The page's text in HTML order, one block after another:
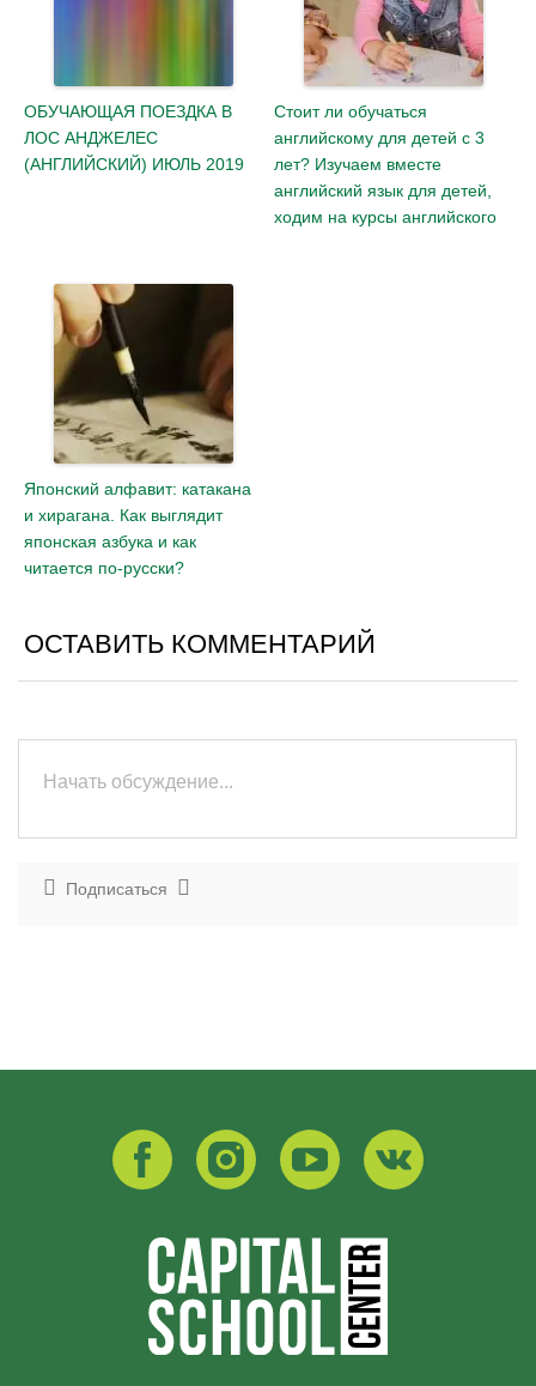
ОБУЧАЮЩАЯ ПОЕЗДКА В
ЛОС АНДЖЕЛЕС
(АНГЛИЙСКИЙ) ИЮЛЬ 2019
Стоит ли обучаться
английскому для детей с 3
лет? Изучаем вместе
английский язык для детей,
ходим на курсы английского
Японский алфавит: катакана
и хирагана. Как выглядит
японская азбука и как
читается по-русски?
ОСТАВИТЬ КОММЕНТАРИЙ
Подписаться